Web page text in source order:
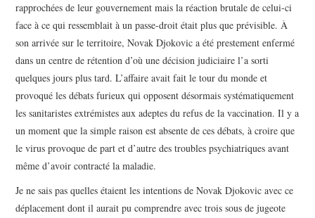
rapprochées de leur gouvernement mais la réaction brutale de celui-ci
face à ce qui ressemblait à un passe-droit était plus que prévisible. À
son arrivée sur le territoire, Novak Djokovic a été prestement enfermé
dans un centre de rétention d’où une décision judiciaire l’a sorti
quelques jours plus tard. L’affaire avait fait le tour du monde et
provoqué les débats furieux qui opposent désormais systématiquement
les sanitaristes extrémistes aux adeptes du refus de la vaccination. Il y a
un moment que la simple raison est absente de ces débats, à croire que
le virus provoque de part et d’autre des troubles psychiatriques avant
même d’avoir contracté la maladie.
Je ne sais pas quelles étaient les intentions de Novak Djokovic avec ce
déplacement dont il aurait pu comprendre avec trois sous de jugeote